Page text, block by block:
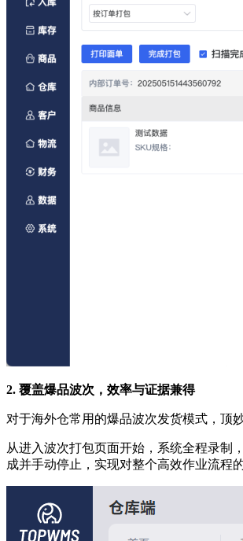
2. 覆盖爆品波次，效率与证据兼得
对于海外仓常用的爆品波次发货模式，顶
从进入波次打包页面开始，系统全程录制
成并手动停止，实现对整个高效作业流程